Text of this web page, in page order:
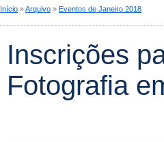
Início »Arquivo » Eventos de Janeiro 2018
Inscrições
Fotografia